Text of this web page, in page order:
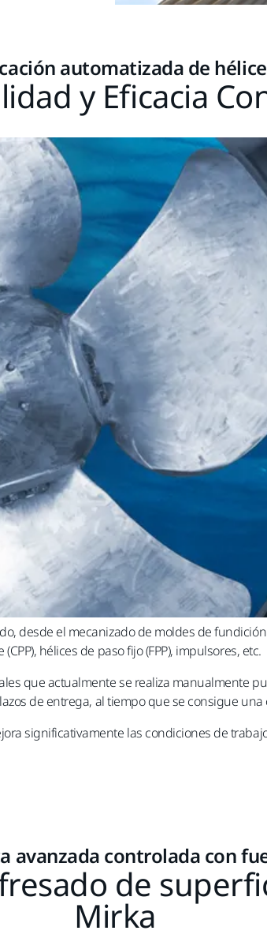
automatizada de
y Eficacia
desde el mecanizado de moldes de
hélices de paso fijo (FPP), impulsores, etc.
que actualmente se realiza manualmente
de entrega, al tiempo que se consigue
significativamente las condiciones de
avanzada controlada con
de
Mirka